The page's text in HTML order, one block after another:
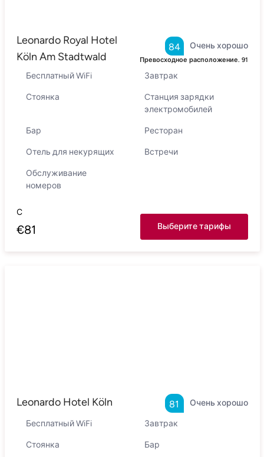
Leonardo Royal Hotel
Köln Am Stadtwald
Очень хорошо
84
Превосходное расположение. 91
Бесплатный WiFi Завтрак
Стоянка
Cтанция зарядки
электромобилей
Бар Ресторан
Отель для некурящих Встречи
Обслуживание
номеров
С
€81 Выберите тарифы
Leonardo Hotel Köln Очень хорошо
81
Бесплатный WiFi Завтрак
Стоянка Бар